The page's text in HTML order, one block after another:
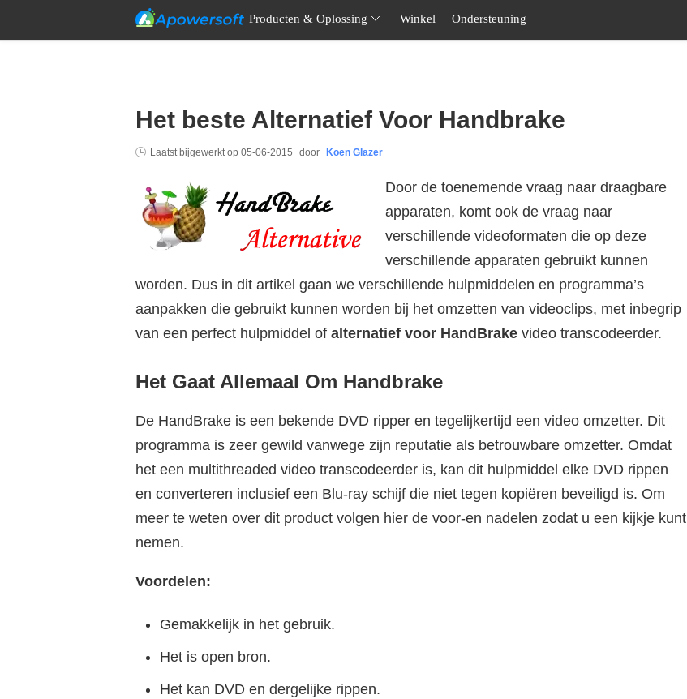
Producten & Oplossing Winkel Ondersteuning
Het beste Alternatief Voor Handbrake
Laatst bijgewerkt op 05-06-2015 door Koen Glazer
Door de toenemende vraag naar draagbare
apparaten, komt ook de vraag naar
verschillende videoformaten die op deze
verschillende apparaten gebruikt kunnen
worden. Dus in dit artikel gaan we verschillende hulpmiddelen en programma’s
aanpakken die gebruikt kunnen worden bij het omzetten van videoclips, met inbegrip
van een perfect hulpmiddel of alternatief voor HandBrake video transcodeerder.
Het Gaat Allemaal Om Handbrake
De HandBrake is een bekende DVD ripper en tegelijkertijd een video omzetter. Dit
programma is zeer gewild vanwege zijn reputatie als betrouwbare omzetter. Omdat
het een multithreaded video transcodeerder is, kan dit hulpmiddel elke DVD rippen
en converteren inclusief een Blu-ray schijf die niet tegen kopiëren beveiligd is. Om
meer te weten over dit product volgen hier de voor-en nadelen zodat u een kijkje kunt
nemen.
Voordelen:
Gemakkelijk in het gebruik.
Het is open bron.
Het kan DVD en dergelijke rippen.